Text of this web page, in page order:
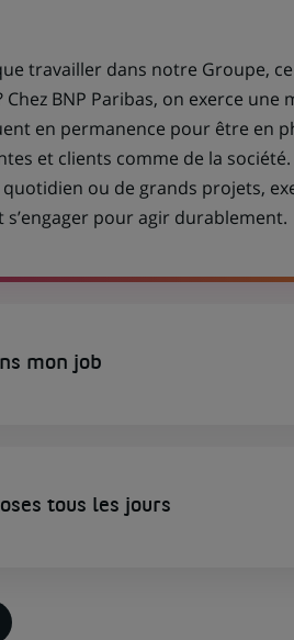
travailler dans notre Groupe, ce
Chez BNP Paribas, on exerce une
en permanence pour être en
et clients comme de la société.
ou de grands projets,
s’engager pour agir durablement.
mon job
tous les jours